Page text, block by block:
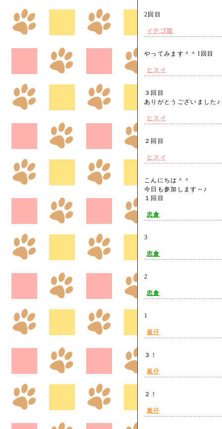
2回目
イチゴ姫
やってみます＾＾1回目
ヒスイ
３回目
ありがとうございまし
ヒスイ
２回目
ヒスイ
こんにちは＾＾
今日も参加します～♪
１回目
忠倉
3
忠倉
2
忠倉
1
嵐仔
３！
嵐仔
２！
嵐仔